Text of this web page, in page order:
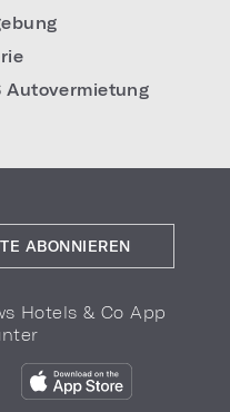
Autovermietung
ABONNIEREN
Hotels & Co App